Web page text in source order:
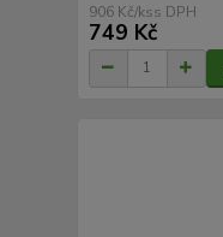
906 Kč/ks
749 Kč